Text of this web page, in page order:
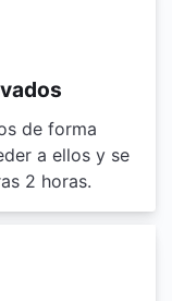
de forma
a ellos y se
2 horas.